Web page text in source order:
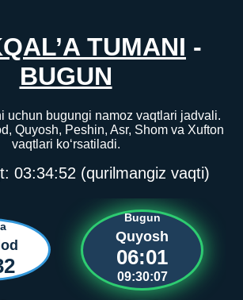
TUMANI -
BUGUN
uchun bugungi namoz vaqtlari jadvali.
Quyosh, Peshin, Asr, Shom va Xufton
vaqtlari ko‘rsatiladi.
03:34:52 (qurilmangiz vaqti)
Bugun
Quyosh
06:01
09:30:07